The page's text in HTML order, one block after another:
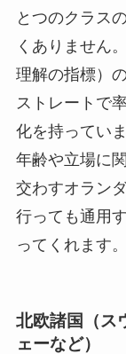
とつのクラス
くありません
理解の指標）
ストレートで
化を持ってい
年齢や立場に
交わすオラン
行っても通用
ってくれます。
北欧諸国（ス
ェーなど）